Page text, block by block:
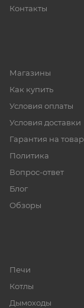
Контакты
Магазины
Как купить
Условия оплаты
Условия доставки
Гарантия на товар
Политика
Вопрос-ответ
Блог
Обзоры
Печи
Котлы
Дымоходы